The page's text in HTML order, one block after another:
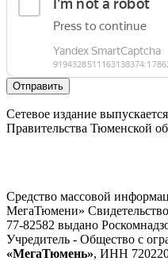
Отправить
Сетевое издание
Правительства Тюменской
Средство массовой
МегаТюмени»
77-82582 выдано
Учредитель - Общество с
«МегаТюмень», ИНН